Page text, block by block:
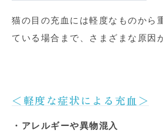
猫の目の充血には軽度なものから
ている場合まで、さまざまな原因
＜軽度な症状による充血＞
・アレルギーや異物混入